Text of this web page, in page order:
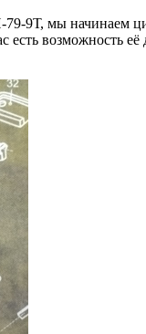
9Т, мы начинаем
возможность её